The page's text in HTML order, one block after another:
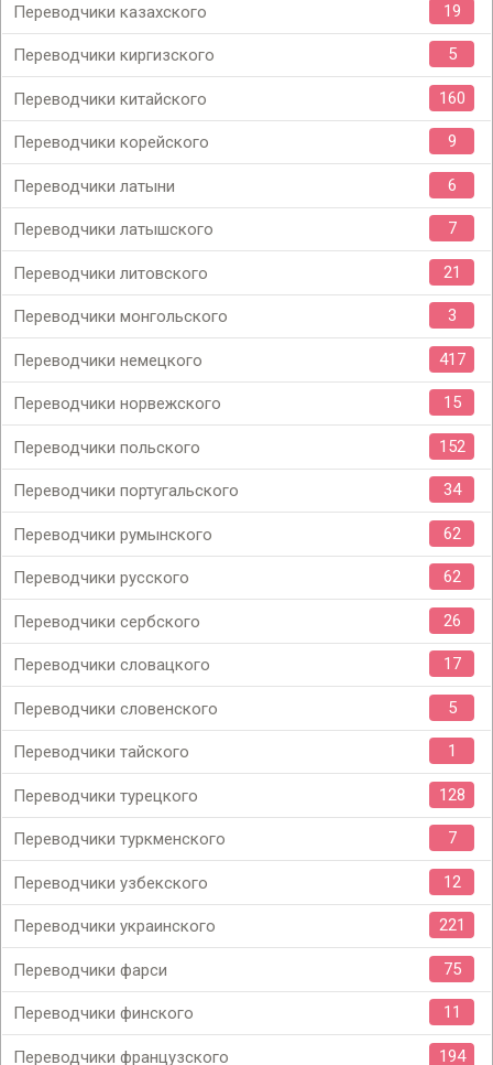
Переводчики казахского 19
Переводчики киргизского 5
Переводчики китайского 160
Переводчики корейского 9
Переводчики латыни 6
Переводчики латышского 7
Переводчики литовского 21
Переводчики монгольского 3
Переводчики немецкого 417
Переводчики норвежского 15
Переводчики польского 152
Переводчики португальского 34
Переводчики румынского 62
Переводчики русского 62
Переводчики сербского 26
Переводчики словацкого 17
Переводчики словенского 5
Переводчики тайского 1
Переводчики турецкого 128
Переводчики туркменского 7
Переводчики узбекского 12
Переводчики украинского 221
Переводчики фарси 75
Переводчики финского 11
Переводчики французского 194